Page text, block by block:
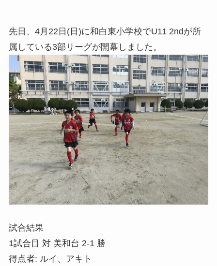
先日、4月22日(日)に和白東小学校でU11 2ndが所
属している3部リーグが開幕しました。
試合結果
1試合目 対 美和台 2-1 勝
得点者: ルイ、アキト